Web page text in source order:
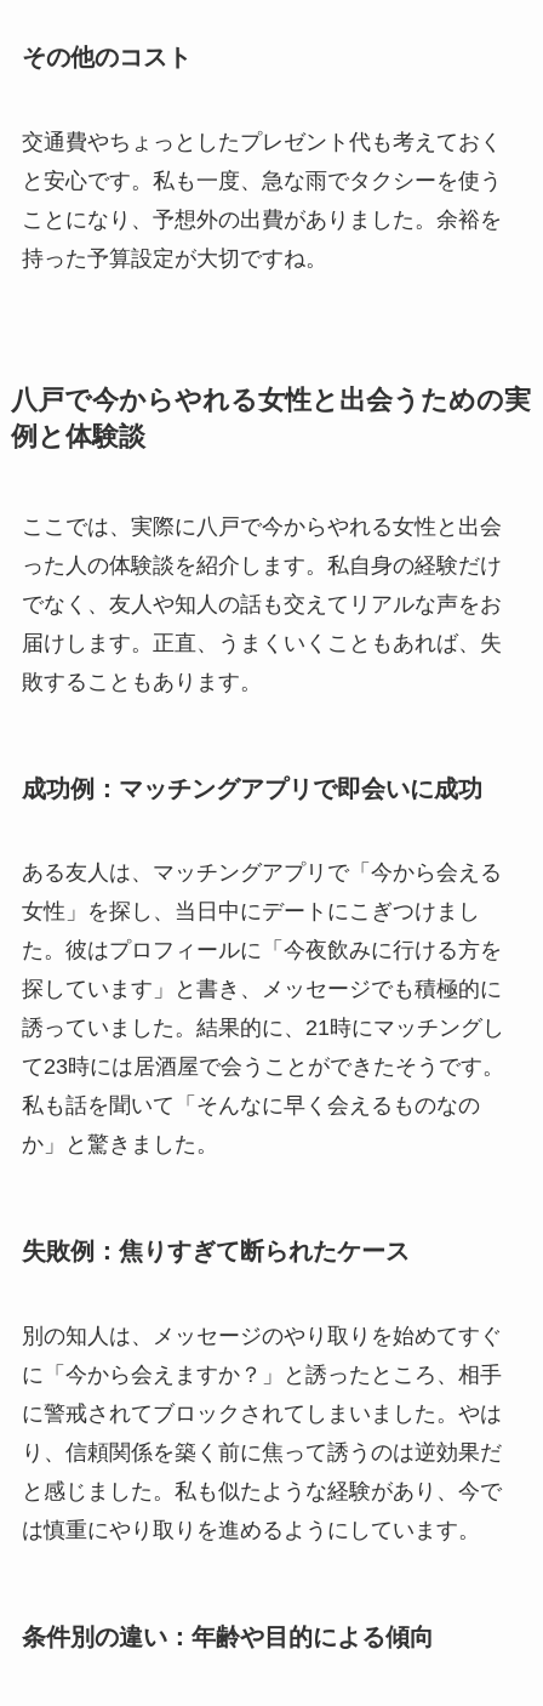
その他のコスト
交通費やちょっとしたプレゼント代も考えておく
と安心です。私も一度、急な雨でタクシーを使う
ことになり、予想外の出費がありました。余裕を
持った予算設定が大切ですね。
八戸で今からやれる女性と出会うための実
例と体験談
ここでは、実際に八戸で今からやれる女性と出会
った人の体験談を紹介します。私自身の経験だけ
でなく、友人や知人の話も交えてリアルな声をお
届けします。正直、うまくいくこともあれば、失
敗することもあります。
成功例：マッチングアプリで即会いに成功
ある友人は、マッチングアプリで「今から会える
女性」を探し、当日中にデートにこぎつけまし
た。彼はプロフィールに「今夜飲みに行ける方を
探しています」と書き、メッセージでも積極的に
誘っていました。結果的に、21時にマッチングし
て23時には居酒屋で会うことができたそうです。
私も話を聞いて「そんなに早く会えるものなの
か」と驚きました。
失敗例：焦りすぎて断られたケース
別の知人は、メッセージのやり取りを始めてすぐ
に「今から会えますか？」と誘ったところ、相手
に警戒されてブロックされてしまいました。やは
り、信頼関係を築く前に焦って誘うのは逆効果だ
と感じました。私も似たような経験があり、今で
は慎重にやり取りを進めるようにしています。
条件別の違い：年齢や目的による傾向